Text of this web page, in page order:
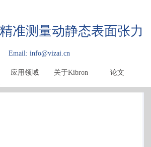
准测量动静态表面张力
Email: info@vizai.cn
应用领域 关于Kibron 论文